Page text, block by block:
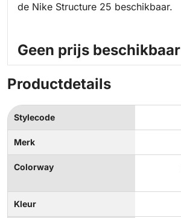
de Nike Structure 25 beschikbaar.
Geen prijs beschikbaar
Productdetails
Stylecode
Merk
Colorway
Kleur